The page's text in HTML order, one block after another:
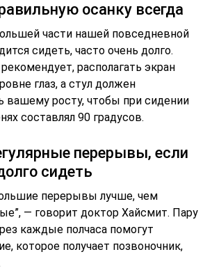
осанку всегда
части нашей повседневной
сидеть, часто очень долго.
располагать экран
глаз, а стул должен
вашему росту, чтобы при сидении
составлял 90 градусов.
перерывы, если
сидеть
перерывы лучше, чем
— говорит доктор Хайсмит. Пару
каждые полчаса помогут
которое получает позвоночник,